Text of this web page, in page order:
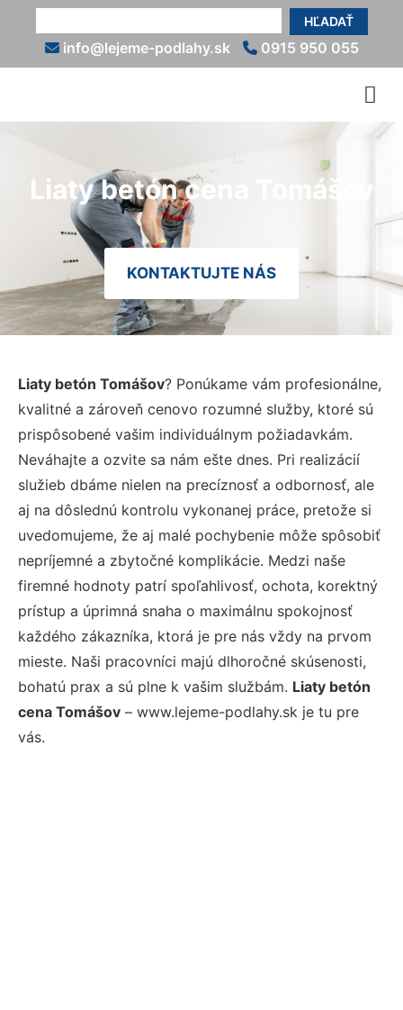
HĽADAŤ
info@lejeme-podlahy.sk 0915 950 055
Liaty betón cena Tomášov
KONTAKTUJTE NÁS
Liaty betón Tomášov? Ponúkame vám profesionálne,
kvalitné a zároveň cenovo rozumné služby, ktoré sú
prispôsobené vašim individuálnym požiadavkám.
Neváhajte a ozvite sa nám ešte dnes. Pri realizácií
služieb dbáme nielen na precíznosť a odbornosť, ale
aj na dôslednú kontrolu vykonanej práce, pretože si
uvedomujeme, že aj malé pochybenie môže spôsobiť
nepríjemné a zbytočné komplikácie. Medzi naše
firemné hodnoty patrí spoľahlivosť, ochota, korektný
prístup a úprimná snaha o maximálnu spokojnosť
každého zákazníka, ktorá je pre nás vždy na prvom
mieste. Naši pracovníci majú dlhoročné skúsenosti,
bohatú prax a sú plne k vašim službám. Liaty betón
cena Tomášov – www.lejeme-podlahy.sk je tu pre
vás.